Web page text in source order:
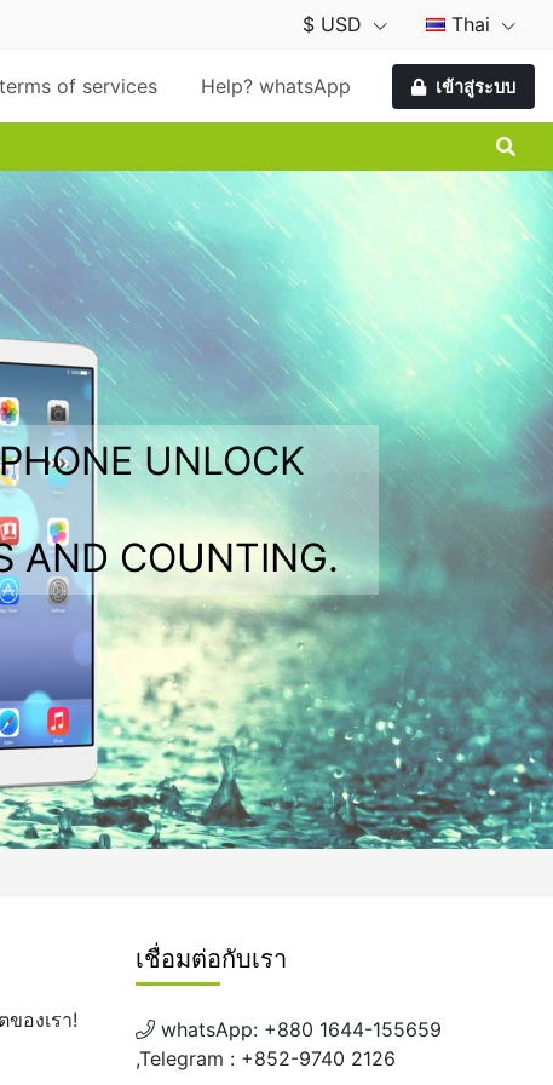
$ USD Thai
of services Help? whatsApp เข้าสู่ระบบ
UNLOCK
AND COUNTING.
องเรา!
เชื่อมต่อกับเรา
whatsApp: +880 1644-155659
,Telegram : +852-9740 2126